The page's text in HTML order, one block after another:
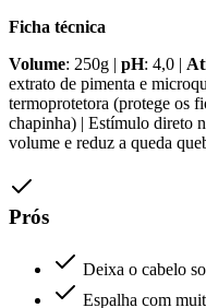
Ficha técnica
Volume: 250g | pH: 4,0 |
extrato de pimenta e
termoprotetora (protege os
chapinha) | Estímulo direto
volume e reduz a queda
Prós
Deixa o cabelo
Espalha com